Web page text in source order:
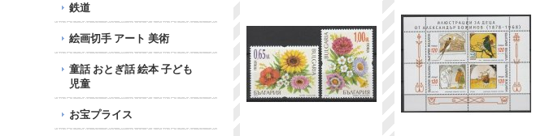
鉄道
絵画切手 アート 美術
童話 おとぎ話 絵本 子ども
児童
お宝プライス